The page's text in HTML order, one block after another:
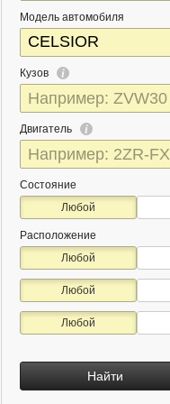
Модель автомобиля
Кузов
Двигатель
Состояние
Любой
Расположение
Любой
Любой
Любой
Найти